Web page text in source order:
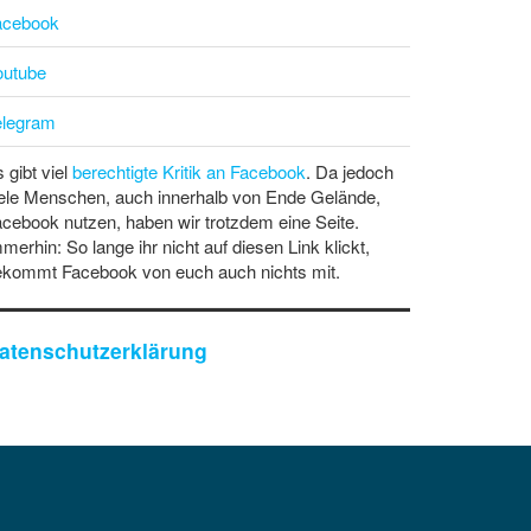
gibt vielberechtigte Kritik an Facebook. Da jedoch
Menschen, auch innerhalb von Ende Gelände,
nutzen, haben wir trotzdem eine Seite.
So lange ihr nicht auf diesen Link klickt,
Facebook von euch auch nichts mit.